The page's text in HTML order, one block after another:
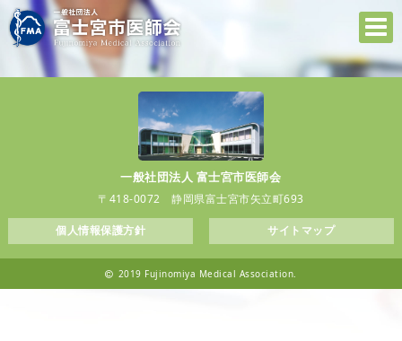
一般社団法人 富士宮市医師会
〒418-0072 静岡県富士宮市矢立町693
個人情報保護方針 サイトマップ
2019 Fujinomiya Medical Association.